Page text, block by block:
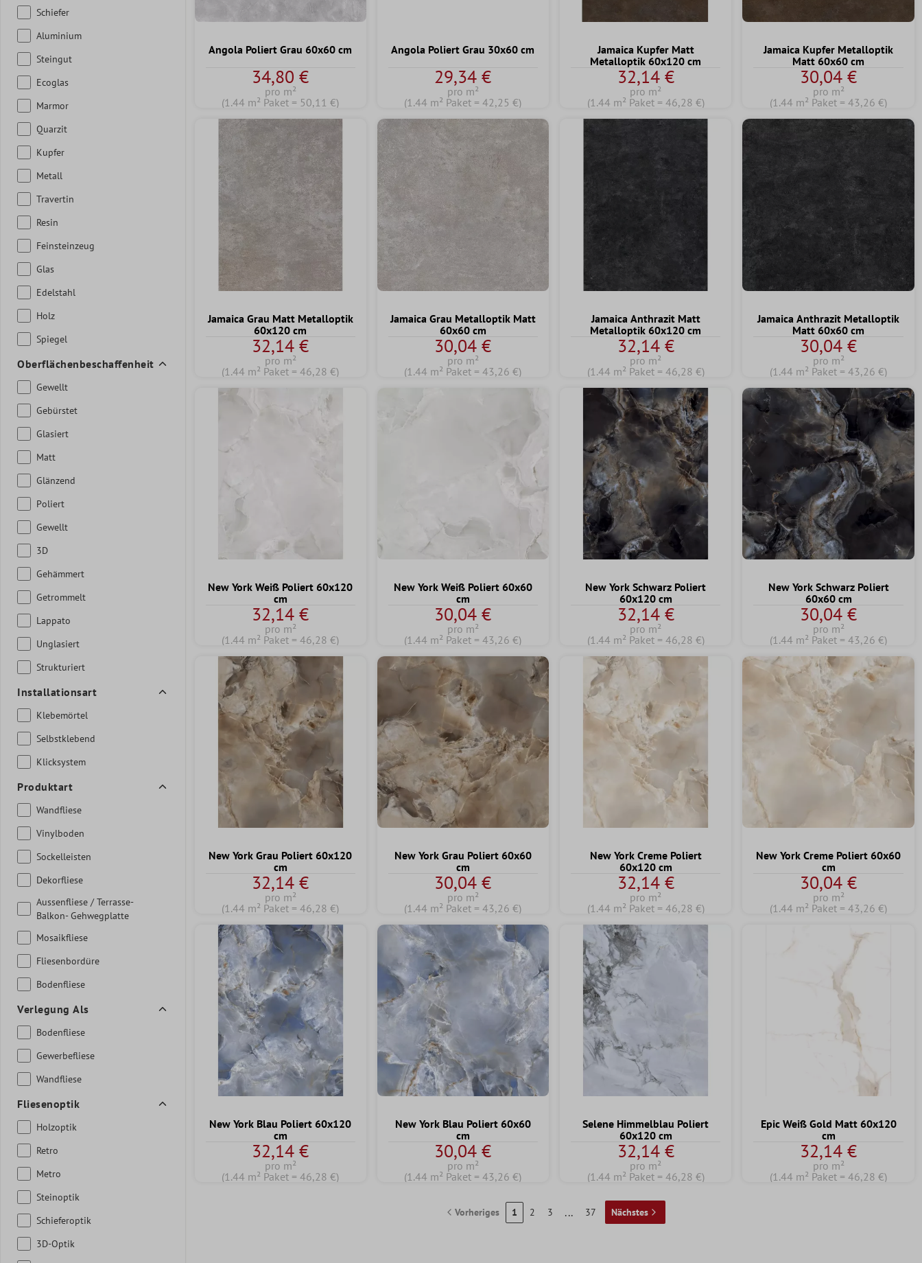
Schiefer
Aluminium
Steingut
Ecoglas
Marmor
Quarzit
Kupfer
Metall
Travertin
Resin
Feinsteinzeug
Glas
Edelstahl
Holz
Spiegel
Oberflächenbeschaffenheit
Gewellt
Gebürstet
Glasiert
Matt
Glänzend
Poliert
Gewellt
3D
Gehämmert
Getrommelt
Lappato
Unglasiert
Strukturiert
Installationsart
Klebemörtel
Selbstklebend
Klicksystem
Produktart
Wandfliese
Vinylboden
Sockelleisten
Dekorfliese
Aussenfliese / Terrasse-
Balkon- Gehwegplatte
Mosaikfliese
Fliesenbordüre
Bodenfliese
Verlegung Als
Bodenfliese
Gewerbefliese
Wandfliese
Fliesenoptik
Holzoptik
Retro
Metro
Steinoptik
Schieferoptik
3D-Optik
Angola Poliert Grau 60x60 cm
34,80 €
pro m²
(1.44 m² Paket = 50,11 €)
Angola Poliert Grau 30x60 cm
29,34 €
pro m²
(1.44 m² Paket = 42,25 €)
Jamaica Kupfer Matt
Metalloptik 60x120 cm
32,14 €
pro m²
(1.44 m² Paket = 46,28 €)
Jamaica Kupfer Metalloptik
Matt 60x60 cm
30,04 €
pro m²
(1.44 m² Paket = 43,26 €)
Jamaica Grau Matt Metalloptik
60x120 cm
32,14 €
pro m²
(1.44 m² Paket = 46,28 €)
Jamaica Grau Metalloptik Matt
60x60 cm
30,04 €
pro m²
(1.44 m² Paket = 43,26 €)
Jamaica Anthrazit Matt
Metalloptik 60x120 cm
32,14 €
pro m²
(1.44 m² Paket = 46,28 €)
Jamaica Anthrazit Metalloptik
Matt 60x60 cm
30,04 €
pro m²
(1.44 m² Paket = 43,26 €)
New York Weiß Poliert 60x120
cm
32,14 €
pro m²
(1.44 m² Paket = 46,28 €)
New York Weiß Poliert 60x60
cm
30,04 €
pro m²
(1.44 m² Paket = 43,26 €)
New York Schwarz Poliert
60x120 cm
32,14 €
pro m²
(1.44 m² Paket = 46,28 €)
New York Schwarz Poliert
60x60 cm
30,04 €
pro m²
(1.44 m² Paket = 43,26 €)
New York Grau Poliert 60x120
cm
32,14 €
pro m²
(1.44 m² Paket = 46,28 €)
New York Grau Poliert 60x60
cm
30,04 €
pro m²
(1.44 m² Paket = 43,26 €)
New York Creme Poliert
60x120 cm
32,14 €
pro m²
(1.44 m² Paket = 46,28 €)
New York Creme Poliert 60x60
cm
30,04 €
pro m²
(1.44 m² Paket = 43,26 €)
New York Blau Poliert 60x120
cm
32,14 €
pro m²
(1.44 m² Paket = 46,28 €)
New York Blau Poliert 60x60
cm
30,04 €
pro m²
(1.44 m² Paket = 43,26 €)
Selene Himmelblau Poliert
60x120 cm
32,14 €
pro m²
(1.44 m² Paket = 46,28 €)
Epic Weiß Gold Matt 60x120
cm
32,14 €
pro m²
(1.44 m² Paket = 46,28 €)
Vorheriges 1 2 3 ... 37 Nächstes